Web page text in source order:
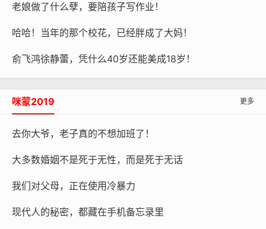
老娘做了什么孽，要陪孩子写作业！
哈哈！当年的那个校花，已经胖成了大妈！
俞飞鸿徐静蕾，凭什么40岁还能美成18岁！
咪蒙2019 更多
去你大爷，老子真的不想加班了！
大多数婚姻不是死于无性，而是死于无话
我们对父母，正在使用冷暴力
现代人的秘密，都藏在手机备忘录里